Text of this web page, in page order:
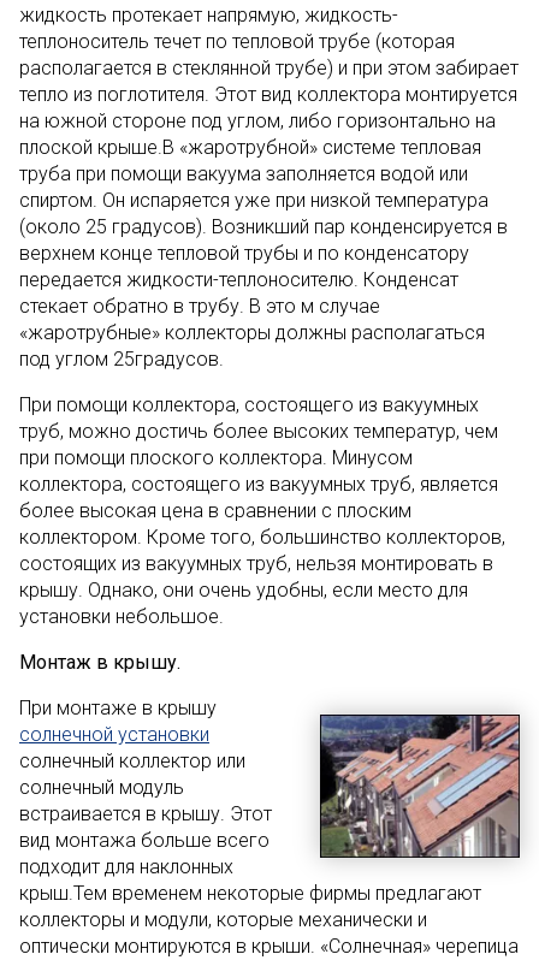
жидкость протекает напрямую, жидкость-
теплоноситель течет по тепловой трубе (которая
располагается в стеклянной трубе) и при этом забирает
тепло из поглотителя. Этот вид коллектора монтируется
на южной стороне под углом, либо горизонтально на
плоской крыше.В «жаротрубной» системе тепловая
труба при помощи вакуума заполняется водой или
спиртом. Он испаряется уже при низкой температура
(около 25 градусов). Возникший пар конденсируется в
верхнем конце тепловой трубы и по конденсатору
передается жидкости-теплоносителю. Конденсат
стекает обратно в трубу. В это м случае
«жаротрубные» коллекторы должны располагаться
под углом 25градусов.
При помощи коллектора, состоящего из вакуумных
труб, можно достичь более высоких температур, чем
при помощи плоского коллектора. Минусом
коллектора, состоящего из вакуумных труб, является
более высокая цена в сравнении с плоским
коллектором. Кроме того, большинство коллекторов,
состоящих из вакуумных труб, нельзя монтировать в
крышу. Однако, они очень удобны, если место для
установки небольшое.
Монтаж в крышу.
При монтаже в крышу
солнечной установки
солнечный коллектор или
солнечный модуль
встраивается в крышу. Этот
вид монтажа больше всего
подходит для наклонных
крыш.Тем временем некоторые фирмы предлагают
коллекторы и модули, которые механически и
оптически монтируются в крыши. «Солнечная» черепица